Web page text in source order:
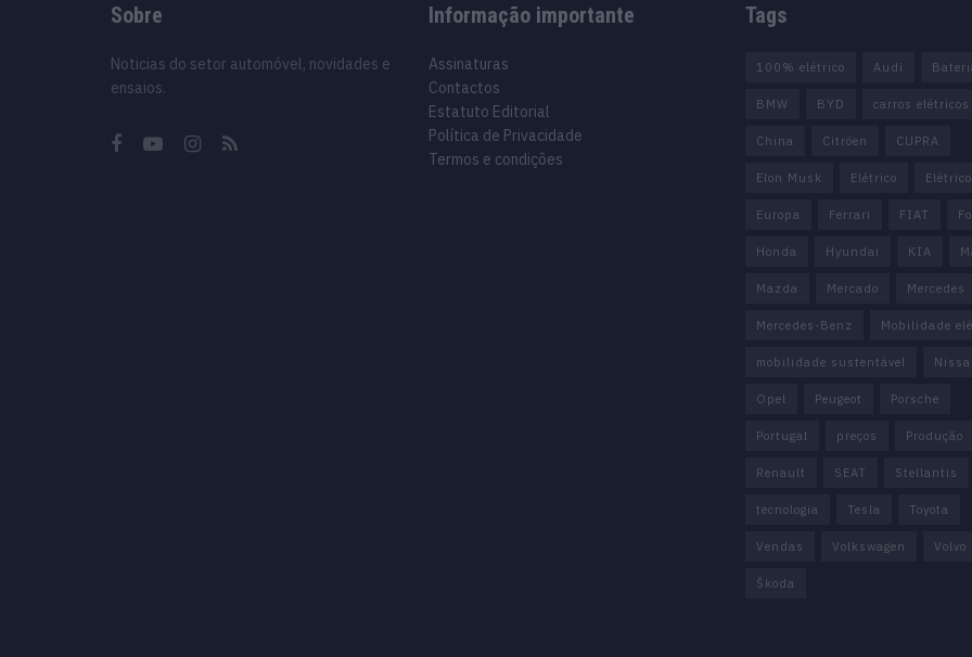
Sobre
Noticias do setor automóvel, novidades e
ensaios.
Informação importante
Assinaturas
Contactos
Estatuto Editorial
Política de Privacidade
Termos e condições
Tags
100% elétrico Audi
BMW BYD carros elétricos
China Citröen CUPRA
Elon Musk Elétrico
Europa Ferrari FIAT
Honda Hyundai KIA
Mazda Mercado Mercedes
Mercedes-Benz Mobilidade
mobilidade sustentável
Opel Peugeot Porsche
Portugal preços Produção
Renault SEAT Stellantis
tecnologia Tesla Toyota
Vendas Volkswagen Volvo
Škoda